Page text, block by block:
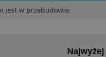
jest w przebudowie.